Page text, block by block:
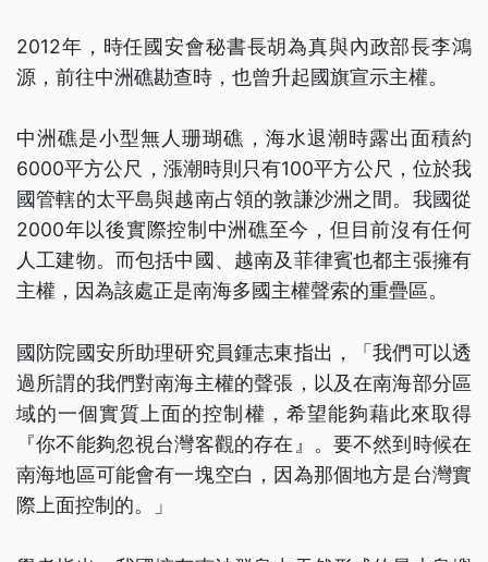
2012年，時任國安會秘書長胡為真與內政部長李鴻
源，前往中洲礁勘查時，也曾升起國旗宣示主權。
中洲礁是小型無人珊瑚礁，海水退潮時露出面積約
6000平方公尺，漲潮時則只有100平方公尺，位於我
國管轄的太平島與越南占領的敦謙沙洲之間。我國從
2000年以後實際控制中洲礁至今，但目前沒有任何
人工建物。而包括中國、越南及菲律賓也都主張擁有
主權，因為該處正是南海多國主權聲索的重疊區。
國防院國安所助理研究員鍾志東指出，「我們可以透
過所謂的我們對南海主權的聲張，以及在南海部分區
域的一個實質上面的控制權，希望能夠藉此來取得
『你不能夠忽視台灣客觀的存在』。要不然到時候在
南海地區可能會有一塊空白，因為那個地方是台灣實
際上面控制的。」